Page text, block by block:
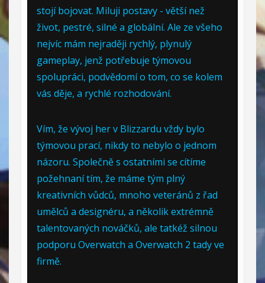
stojí bojovat. Miluji postavy - větší než
život, pestré, silné a globální. Ale ze všeho
nejvíc mám nejraději rychlý, plynulý
gameplay, jenž potřebuje týmovou
spolupráci, podvědomí o tom, co se kolem
vás děje, a rychlé rozhodování.
Vím, že vývoj her v Blizzardu vždy bylo
týmovou prací, nikdy to nebylo o jednom
názoru. Společně s ostatními se cítíme
požehnaní tím, že máme tým plný
kreativních vůdců, mnoho veteránů z řad
umělců a designéru, a několik extrémně
talentovaných nováčků, ale tatkéž silnou
podporu Overwatch a Overwatch 2 tady ve
firmě.